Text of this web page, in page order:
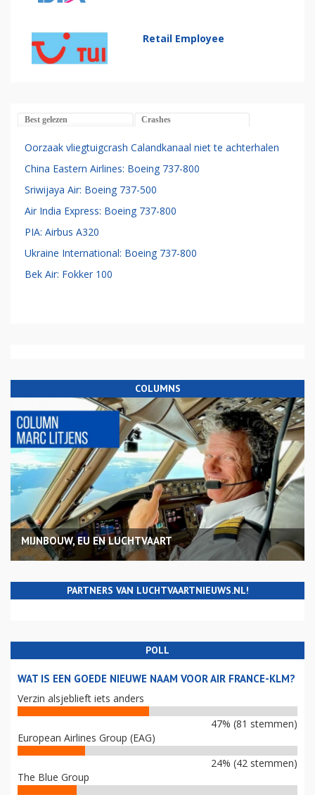
Retail Employee
Best gelezen Crashes
Oorzaak vliegtuigcrash Calandkanaal niet te achterhalen
China Eastern Airlines: Boeing 737-800
Sriwijaya Air: Boeing 737-500
Air India Express: Boeing 737-800
PIA: Airbus A320
Ukraine International: Boeing 737-800
Bek Air: Fokker 100
COLUMNS
MIJNBOUW, EU EN LUCHTVAART
PARTNERS VAN LUCHTVAARTNIEUWS.NL!
POLL
WAT IS EEN GOEDE NIEUWE NAAM VOOR AIR FRANCE-KLM?
Verzin alsjeblieft iets anders
47% (81 stemmen)
European Airlines Group (EAG)
24% (42 stemmen)
The Blue Group